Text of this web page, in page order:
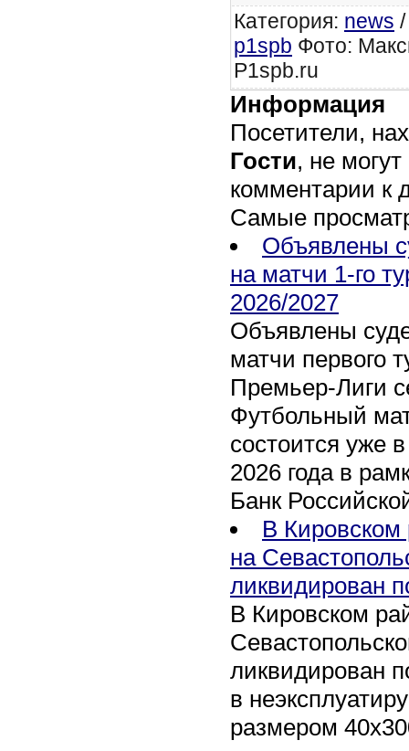
Категория: news
p1spb Фото:
P1spb.ru
Информация
Посетители,
Гости, не
комментарии к
Самые
Объявлены
на матчи 1-го
2026/2027
Объявлены
матчи первого
Премьер-Лиги
Футбольный
состоится уже
2026 года в
Банк
В Кировском
на
ликвидирован
В Кировском
ликвидирован
в
размером